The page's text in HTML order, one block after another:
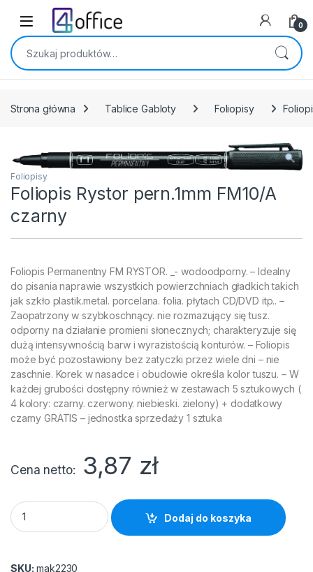
Skip to navigation
Skip to content
0
Szukaj:
Strona główna Tablice Gabloty Foliopisy
Foliopisy
Foliopis Rystor pern.1mm FM10/A
czarny
Foliopis Permanentny FM RYSTOR. _- wodoodporny. – Idealny
do pisania naprawie wszystkich powierzchniach gładkich takich
jak szkło plastik.metal. porcelana. folia. płytach CD/DVD itp.. –
Zaopatrzony w szybkoschnący. nie rozmazujący się tusz.
odporny na działanie promieni słonecznych; charakteryzuje się
dużą intensywnością barw i wyrazistością konturów. – Foliopis
może być pozostawiony bez zatyczki przez wiele dni – nie
zaschnie. Korek w nasadce i obudowie określa kolor tuszu. – W
każdej grubości dostępny również w zestawach 5 sztukowych (
4 kolory: czarny. czerwony. niebieski. zielony) + dodatkowy
czarny GRATIS – jednostka sprzedaży 1 sztuka
Cena netto 3,87 zł
Foliopis Rystor pern.1mm FM10/A czarny quantity
Dodaj do koszyka
SKU: mak2230